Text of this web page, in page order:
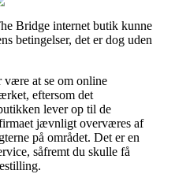
Bridge internet butik kunne
betingelser, det er dog uden
være at se om online
eftersom det
lever op til de
jævnligt overværes af
på området. Det er en
såfremt du skulle få